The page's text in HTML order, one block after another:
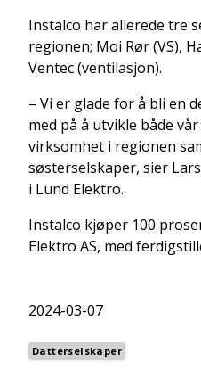
Instalco har allerede tre
regionen; Moi Rør (VS),
Ventec (ventilasjon).
– Vi er glade for å bli en
med på å utvikle både
virksomhet i regionen
søsterselskaper, sier
i Lund Elektro.
Instalco kjøper 100
Elektro AS, med
2024-03-07
Datterselskaper